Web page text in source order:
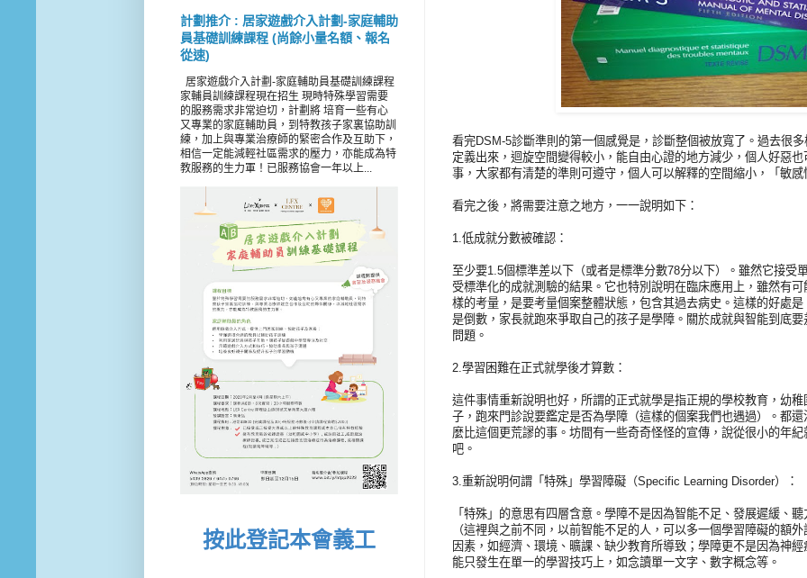
看完DSM-5診斷準則的第一個感覺是，診斷整個被放寬了。過去很
定義出來，迴旋空間變得較小，能自由心證的地方減少，個人好惡
事，大家都有清楚的準則可遵守，個人可以解釋的空間縮小，「敏
看完之後，將需要注意之地方，一一說明如下：
1.低成就分數被確認：
至少要1.5個標準差以下（或者是標準分數78分以下）。雖然它接受
受標準化的成就測驗的結果。它也特別說明在臨床應用上，雖然有
樣的考量，是要考量個案整體狀態，包含其過去病史。這樣的好處
是倒數，家長就跑來爭取自己的孩子是學障。關於成就與智能到底
問題。
2.學習困難在正式就學後才算數：
這件事情重新說明也好，所謂的正式就學是指正規的學校教育，幼
子，跑來門診說要鑑定是否為學障（這樣的個案我們也遇過）。都
麼比這個更荒謬的事。坊間有一些奇奇怪怪的宣傳，說從很小的年
吧。
3.重新說明何謂「特殊」學習障礙（Specific Learning Disorder）：
「特殊」的意思有四層含意。學障不是因為智能不足、發展遲緩、
（這裡與之前不同，以前智能不足的人，可以多一個學習障礙的額
因素，如經濟、環境、曠課、缺少教育所導致；學障更不是因為神
能只發生在單一的學習技巧上，如念讀單一文字、數字概念等。
計劃推介 : 居家遊戲介入計劃-家庭輔助
員基礎訓練課程 (尚餘小量名額、報名
從速)
居家遊戲介入計劃-家庭輔助員基礎訓練課程
家輔員訓練課程現在招生 現時特殊學習需要
的服務需求非常迫切，計劃將 培育一些有心
又專業的家庭輔助員，到特教孩子家裏協助訓
練，加上與專業治療師的緊密合作及互助下，
相信一定能減輕社區需求的壓力，亦能成為特
教服務的生力軍！已服務協會一年以上...
按此登記本會義工